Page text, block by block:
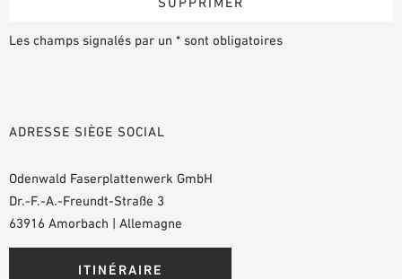
Les champs signalés par un * sont obligatoires
ADRESSE SIÈGE SOCIAL
Odenwald Faserplattenwerk GmbH
Dr.-F.-A.-Freundt-Straße 3
63916 Amorbach | Allemagne
ITINÉRAIRE